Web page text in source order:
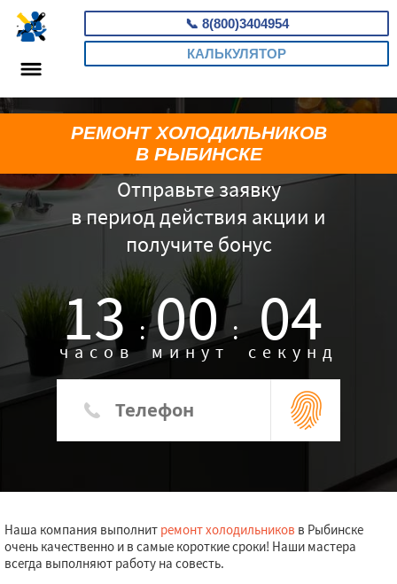
📞 8(800)3404954
КАЛЬКУЛЯТОР
Отправьте заявку
в период действия акции и
получите бонус
13 :
часов 00 :
минут 03
секунд
РЕМОНТ ХОЛОДИЛЬНИКОВ
В РЫБИНСКЕ
Наша компания выполнит ремонт холодильников в Рыбинске
очень качественно и в самые короткие сроки! Наши мастера
всегда выполняют работу на совесть.